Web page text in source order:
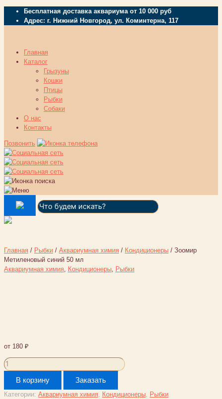
Бесплатная доставка аквариума от 10 000 руб
Адрес: г. Нижний Новгород, ул. Коминтерна, 117
Главная
Каталог
Грызуны
Кошки
Птицы
Рыбки
Собаки
О нас
Контакты
Позвонить
Поиск:
Главная / Рыбки / Аквариумная химия / Кондиционеры / Зоомир
Метиленовый синий 50 мл
Аквариумная химия
Кондиционеры Рыбки
от 180 ₽
Количество
товара
Зоомир
Метиленовый
В корзину Заказать
Категории: Аквариумная химия Кондиционеры Рыбки